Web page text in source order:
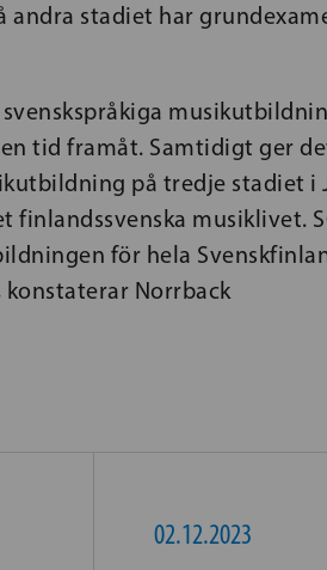
andra stadiet har
tid framåt. Samtidigt ger
på tredje stadiet i
musiklivet.
för hela
Norrback
02.12.2023